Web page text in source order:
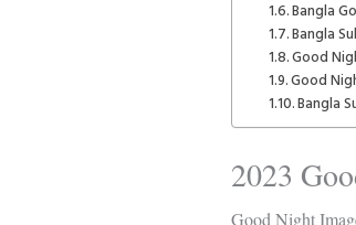
Bangla
Bangla
Good
Good
Bangla
2023
Good Night